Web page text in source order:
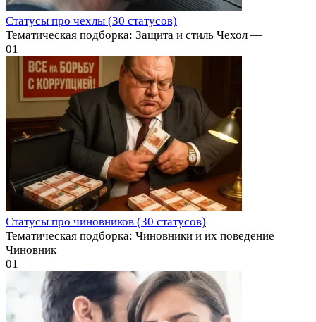
Статусы про чехлы (30 статусов)
Тематическая подборка: Защита и стиль Чехол —
01
Статусы про чиновников (30 статусов)
Тематическая подборка: Чиновники и их поведение
Чиновник
01